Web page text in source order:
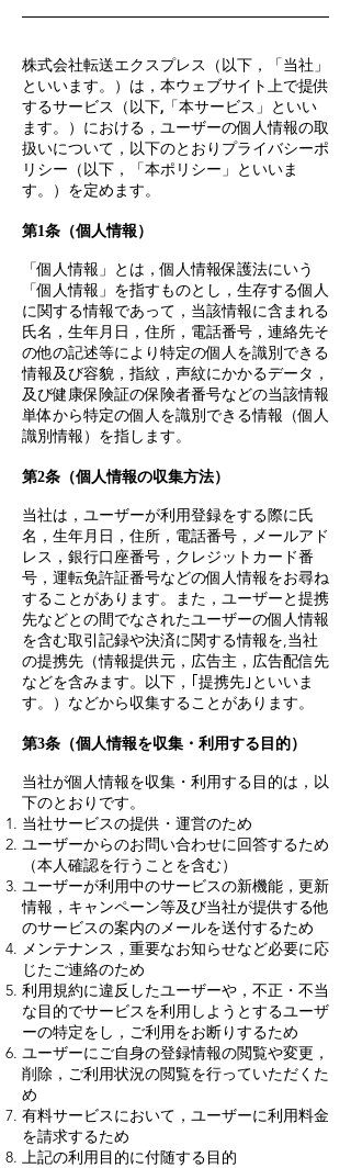
株式会社転送エクスプレス（以下，「当社」
といいます。）は，本ウェブサイト上で提供
するサービス（以下,「本サービス」といい
ます。）における，ユーザーの個人情報の取
扱いについて，以下のとおりプライバシーポ
リシー（以下，「本ポリシー」といいま
す。）を定めます。
第1条（個人情報）
「個人情報」とは，個人情報保護法にいう
「個人情報」を指すものとし，生存する個人
に関する情報であって，当該情報に含まれる
氏名，生年月日，住所，電話番号，連絡先そ
の他の記述等により特定の個人を識別できる
情報及び容貌，指紋，声紋にかかるデータ，
及び健康保険証の保険者番号などの当該情報
単体から特定の個人を識別できる情報（個人
識別情報）を指し ます。
第2条（個人情報の収集方法）
当社は，ユーザーが利用登録をする際に氏
名，生年月日，住所，電話番号，メールアド
レス，銀行口座番号，クレジットカード番
号，運転免許証番号などの個人情報をお尋ね
することがあります。また，ユーザーと提携
先などとの間でなされたユーザーの個人情報
を含む取引記録や決済に関する情報を,当社
の提携先（情報提供元，広告主，広告配信先
などを含みます。以下，｢提携先｣といいま
す。）などから収集することがあります。
第3条（個人情報を収集・利用する目的）
当社が個人情報を収集・利用する目的は，以
下のとおりです。
当社サービスの提供・運営のため
ユーザーからのお問い合わせに回答するため
（本人確認を行うことを含む）
ユーザーが利用中のサービスの新機能，更新
情報，キャンペーン等及び当社が提供する他
のサービスの案内のメールを送付するため
メンテナンス，重要なお知らせなど必要に応
じたご連絡のため
利用規約に違反したユーザーや，不正・不当
な目的でサービスを利用しようとするユーザ
ーの特定をし，ご利用をお断りするため
ユーザーにご自身の登録情報の閲覧や変更，
削除，ご利用状況の閲覧を行っていただくた
め
有料サービスにおいて，ユーザーに利用料金
を請求するため
上記の利用目的に付随する目的